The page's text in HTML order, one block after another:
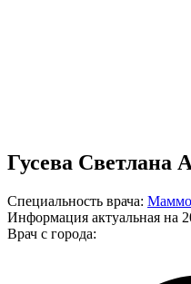
Гусева Светлана
Специальность врача:
Информация актуальная на
Врач с города: